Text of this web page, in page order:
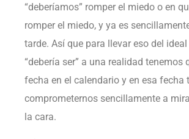
“deberíamos” romper el miedo o en
romper el miedo, y ya es
tarde. Así que para llevar eso del
“debería ser” a una realidad tenemos
fecha en el calendario y en esa fecha
comprometernos sencillamente a
la cara.